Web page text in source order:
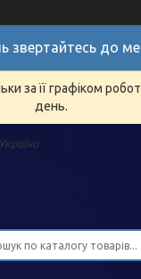
звертайтесь до
за її графіком
день.